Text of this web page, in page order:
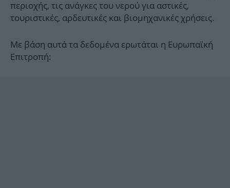
περιοχής, τις ανάγκες του νερού για αστικές,
τουριστικές, αρδευτικές και βιομηχανικές χρήσεις.
Με βάση αυτά τα δεδομένα ερωτάται η Ευρωπαϊκή
Επιτροπή: